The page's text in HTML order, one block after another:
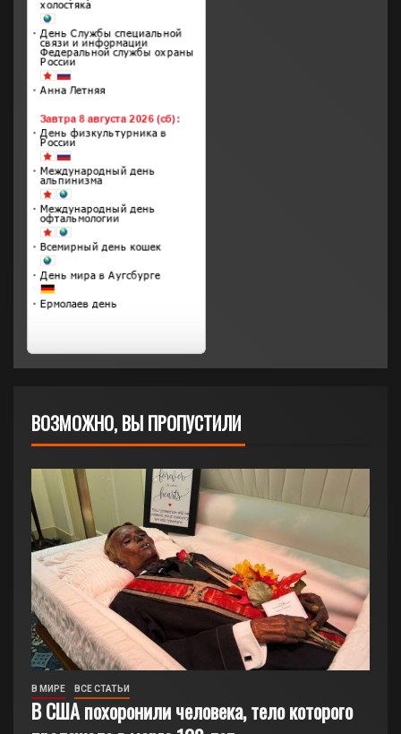
ВОЗМОЖНО, ВЫ ПРОПУСТИЛИ
В МИРЕ ВСЕ СТАТЬИ
В США похоронили человека, тело которого